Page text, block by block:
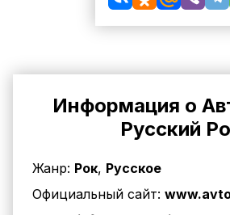
Информация о
Русский
Жанр: Рок, Русское
Официальный сайт: